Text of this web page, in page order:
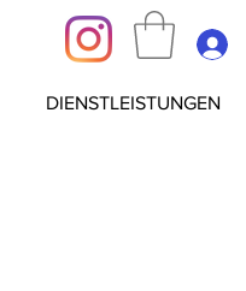
DIENSTLEISTUNGEN